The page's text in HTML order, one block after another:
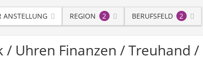
ANSTELLUNG REGION 2 BERUFSFELD 2
/ Uhren Finanzen / Treuhand